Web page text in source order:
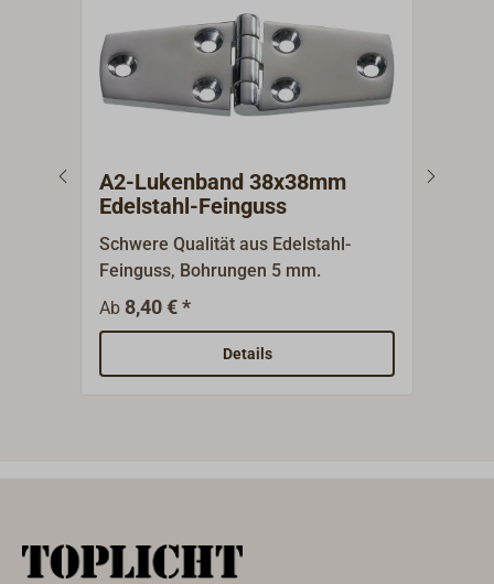
A2-Lukenband 38x38mm
Edelstahl-Feinguss
Schwere Qualität aus Edelstahl-
Feinguss, Bohrungen 5 mm.
Ab 8,40 € *
Details